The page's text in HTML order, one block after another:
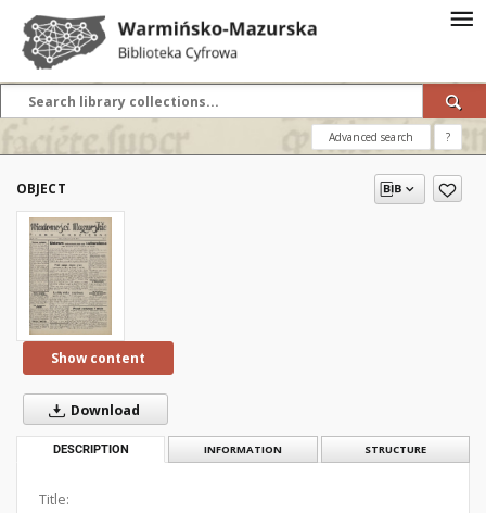
Advanced search ?
OBJECT
Show content
Download
DESCRIPTION INFORMATION STRUCTURE
Title: